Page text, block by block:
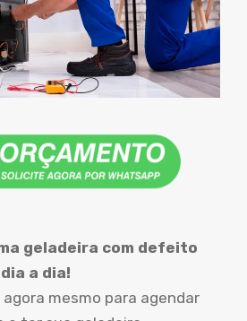
geladeira com defeito
a dia!
mesmo para agendar